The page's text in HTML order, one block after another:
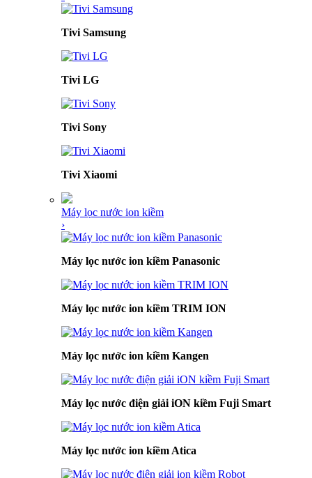
Tivi Samsung
Tivi LG
Tivi Sony
Tivi Xiaomi
Máy lọc nước ion kiềm
›
Máy lọc nước ion kiềm Panasonic
Máy lọc nước ion kiềm TRIM ION
Máy lọc nước ion kiềm Kangen
Máy lọc nước điện giải iON kiềm Fuji Smart
Máy lọc nước ion kiềm Atica